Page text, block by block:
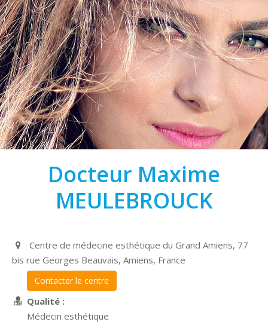
Docteur Maxime
MEULEBROUCK
Centre de médecine esthétique du Grand Amiens, 77
bis rue Georges Beauvais, Amiens, France
Contacter le centre
Qualité :
Médecin esthétique